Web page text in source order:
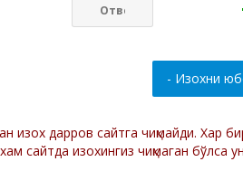
изох дарров сайтга чиқмайди. Хар
сайтда изохингиз чиқмаган бўлса